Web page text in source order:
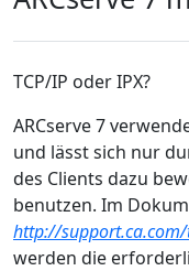
TCP/IP oder IPX?
ARCserve 7
und lässt sich nur
des Clients dazu
benutzen. Im
http://
werden die